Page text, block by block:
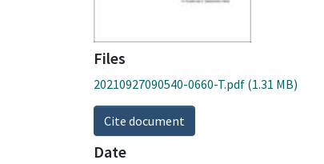
Files
20210927090540-0660-T.pdf (1.31 MB)
Cite document
Date